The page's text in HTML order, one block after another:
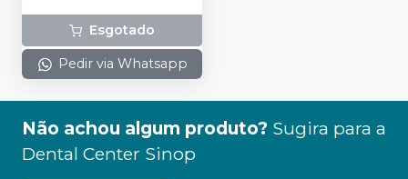
Esgotado
Pedir via Whatsapp
Não achou algum produto? Sugira para a
Dental Center Sinop